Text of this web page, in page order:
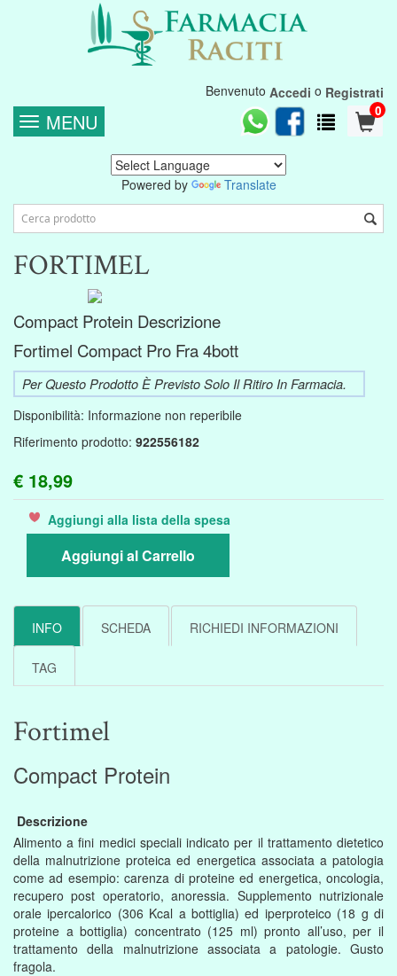
Benvenuto Accedi o Registrati
0
MENU
Powered by Translate
FORTIMEL
Compact Protein Descrizione
Fortimel Compact Pro Fra 4bott
Per Questo Prodotto È Previsto Solo Il Ritiro In Farmacia.
Disponibilità: Informazione non reperibile
Riferimento prodotto: 922556182
€ 18,99
Aggiungi alla lista della spesa
Aggiungi al Carrello
INFO SCHEDA RICHIEDI INFORMAZIONI
TAG
Fortimel
Compact Protein
Descrizione
Alimento a fini medici speciali indicato per il trattamento dietetico
della malnutrizione proteica ed energetica associata a patologia
come ad esempio: carenza di proteine ed energetica, oncologia,
recupero post operatorio, anoressia. Supplemento nutrizionale
orale ipercalorico (306 Kcal a bottiglia) ed iperproteico (18 g di
proteine a bottiglia) concentrato (125 ml) pronto all’uso, per il
trattamento della malnutrizione associata a patologie. Gusto
fragola.